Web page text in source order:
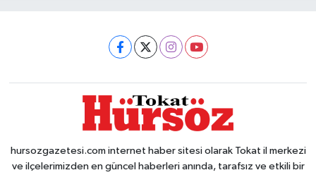
hursozgazetesi.com internet haber sitesi olarak Tokat il merkezi
ve ilçelerimizden en güncel haberleri anında, tarafsız ve etkili bir